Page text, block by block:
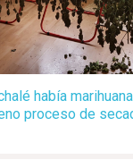
había
proceso de